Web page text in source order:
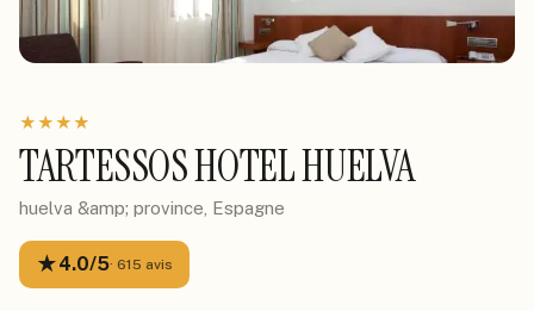
★★★★
TARTESSOS HOTEL HUELVA
huelva &amp; province, Espagne
★4.0/5· 615 avis